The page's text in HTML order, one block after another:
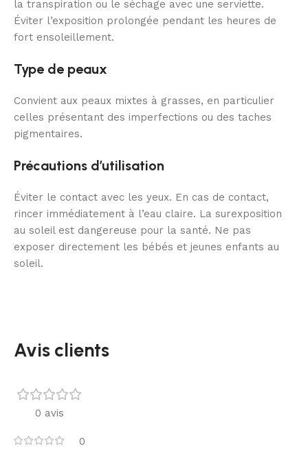
la transpiration ou le séchage avec une serviette.
Éviter l’exposition prolongée pendant les heures de
fort ensoleillement.
Type de peaux
Convient aux peaux mixtes à grasses, en particulier
celles présentant des imperfections ou des taches
pigmentaires.
Précautions d’utilisation
Éviter le contact avec les yeux. En cas de contact,
rincer immédiatement à l’eau claire. La surexposition
au soleil est dangereuse pour la santé. Ne pas
exposer directement les bébés et jeunes enfants au
soleil.
Avis clients
0 avis
0